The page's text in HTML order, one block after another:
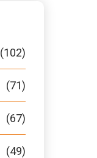
(102)
(71)
(67)
(49)